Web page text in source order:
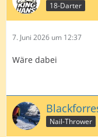
18-Darter
7. Juni 2026 um 12:37
Wäre dabei
Nail-Thrower